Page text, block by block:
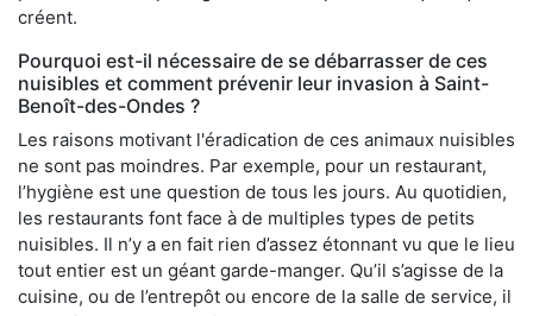
créent.
Pourquoi est-il nécessaire de se débarrasser de ces
nuisibles et comment prévenir leur invasion à Saint-
Benoît-des-Ondes ?
Les raisons motivant l'éradication de ces animaux nuisibles
ne sont pas moindres. Par exemple, pour un restaurant,
l’hygiène est une question de tous les jours. Au quotidien,
les restaurants font face à de multiples types de petits
nuisibles. Il n’y a en fait rien d’assez étonnant vu que le lieu
tout entier est un géant garde-manger. Qu’il s’agisse de la
cuisine, ou de l’entrepôt ou encore de la salle de service, il